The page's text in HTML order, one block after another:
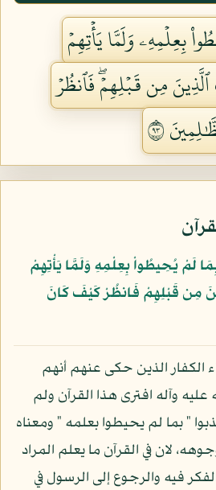
بِعِلۡمِهِۦ وَلَمَّا يَأۡتِهِمۡ
مِن قَبۡلِهِمۡۖ فَٱنظُرۡ
٣٩
لَمْ يُحِيطُواْ بِعِلْمِهِ وَلَمَّا يَأْتِهِمْ
مِن قَبْلِهِمْ فَانظُرْ كَيْفَ كَانَ
الكفار الذين حكى عنهم أنهم
وآله افترى هذا القرآن ولم
" بما لم يحيطوا بعلمه " ومعناه
لان في القرآن ما يعلم المراد
فيه والرجوع إلى الرسول في